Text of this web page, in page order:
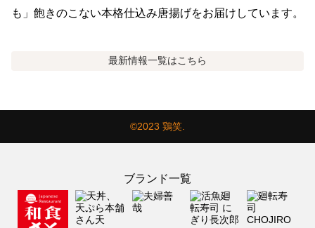
も」飽きのこない本格仕込み唐揚げをお届けしています。
最新情報一覧はこちら
©2023 鶏笑.
ブランド一覧